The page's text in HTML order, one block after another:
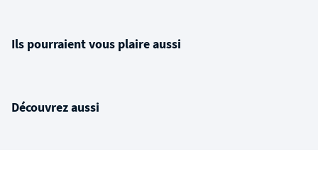
Ils pourraient vous plaire aussi
Découvrez aussi